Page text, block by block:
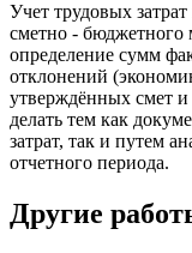
Учет трудовых
сметно - бюджетного
определение сумм
отклонений
утверждённых смет и
делать тем как
затрат, так и путем
отчетного периода.
Другие